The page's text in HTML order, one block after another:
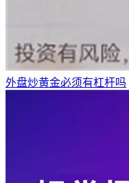
外盘炒黄金必须有杠杆吗